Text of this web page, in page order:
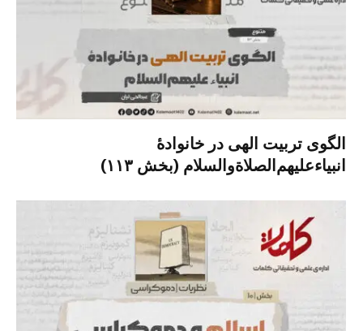
الگوی تربیت الهی در خانوادۀ
انبیاءعلیهم‌الصلاةو‌السلام (بخش ۱۱۳)